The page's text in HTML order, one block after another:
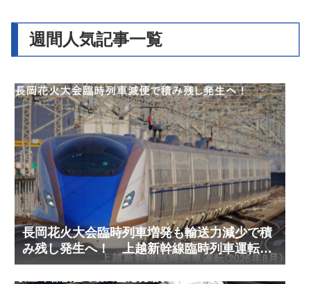
週間人気記事一覧
長岡花火大会臨時列車増発も輸送力減少で積
み残し発生へ！ 上越新幹線臨時列車運転
(2026年8月)